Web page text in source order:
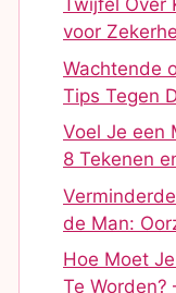
Twijfel Over
voor
Wachtende
Tips Tegen
Voel Je een
8 Tekenen
de Man:
Hoe Moet
Te Worden?